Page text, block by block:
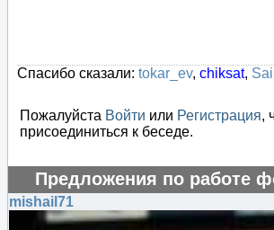
Спасибо сказали: tokar_ev, chiksat,
Пожалуйста Войти или Регистрация,
присоединиться к беседе.
Предложения по работе
mishail71